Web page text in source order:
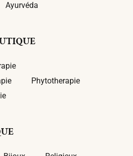
Ayurvéda
Phytotherapie